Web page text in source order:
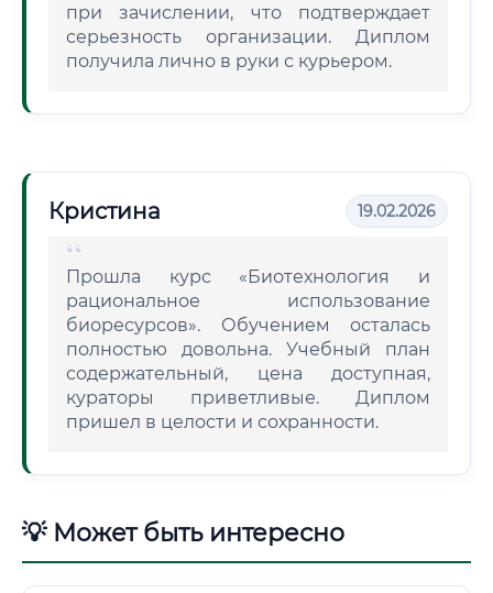
при зачислении, что подтверждает
серьезность организации. Диплом
получила лично в руки с курьером.
Кристина 19.02.2026
Прошла курс «Биотехнология и
рациональное использование
биоресурсов». Обучением осталась
полностью довольна. Учебный план
содержательный, цена доступная,
кураторы приветливые. Диплом
пришел в целости и сохранности.
💡 Может быть интересно